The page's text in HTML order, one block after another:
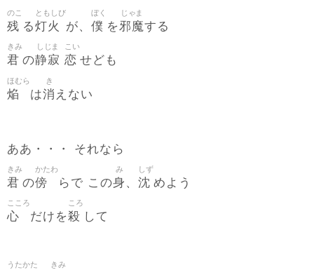
残
のこ
る灯火
ともしび
が、 僕
ぼく
を邪魔
じゃま
する
君
きみ
の静寂
しじま
恋
こい
せども
焔
ほむら
は消
き
えない
ああ・・・ それなら
君
きみ
の傍
かたわ
らで この身
み
、 沈
しず
めよう
心
こころ
だけを殺
ころ
して
うたかた きみ